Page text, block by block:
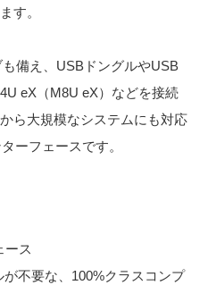
す。
備え、USBドングルやUSB
eX（M8U eX）などを接続
ら大規模なシステムにも対応
ーフェースです。
ース
不要な、100%クラスコンプ